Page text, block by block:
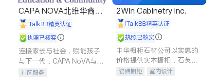
CAPA NOVA北维华裔家
长会iTalkBB精英认证
执照已核实
连接家长与社会，赋能孩子
与下一代，CAPA NoVA与您
携手建设包容、公平、充满
社区服务
2Win Cabinetry Inc.
iTalkBB精英认证
执照已核实
中华橱柜石材公司以实惠的
价格提供实木橱柜，石英石
台面，多种优质不锈钢水
瓷砖橱柜
室内设计